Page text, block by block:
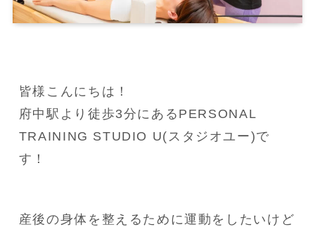
皆様こんにちは！
府中駅より徒歩3分にあるPERSONAL
TRAINING STUDIO U(スタジオユー)で
す！
産後の身体を整えるために運動をしたいけど